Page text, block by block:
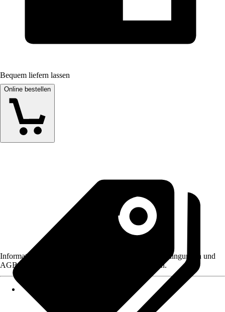
Bequem liefern lassen
Online bestellen
Informationen des Verkäufers, wie z. B. Rückgabebedingungen und
AGB, finden Sie bei Klick auf den Verkäufernamen.